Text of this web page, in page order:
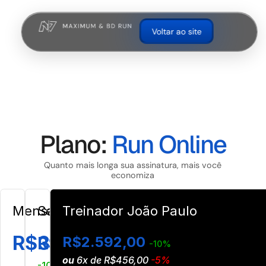
Plano: Run Online
Quanto mais longa sua assinatura, mais você
economiza
Mensal
R$310,00
Semestral
R$1.674,00
Treinador João Paulo
R$2.592,00 -10%
ou 6x de R$456,00 -5%
Voltar ao site